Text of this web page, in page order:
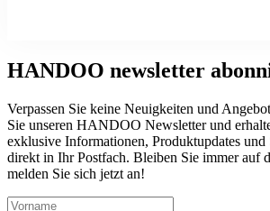
HANDOO newsletter
Verpassen Sie keine Neuigkeiten und
Sie unseren HANDOO Newsletter und
exklusive Informationen, Produktupdates und
direkt in Ihr Postfach. Bleiben Sie immer auf
melden Sie sich jetzt an!